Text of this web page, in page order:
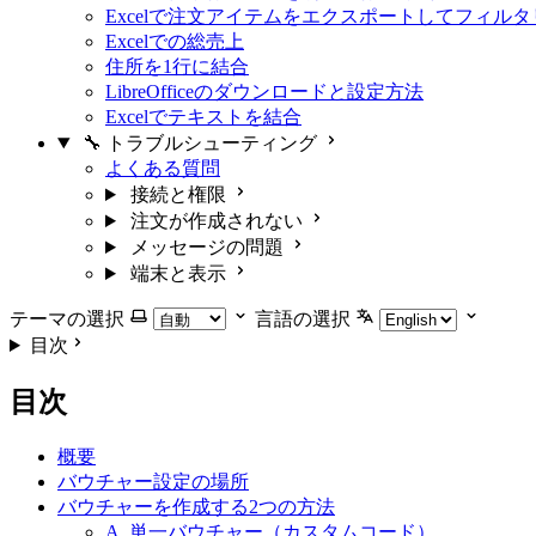
Excelで注文アイテムをエクスポートしてフィルタ
Excelでの総売上
住所を1行に結合
LibreOfficeのダウンロードと設定方法
Excelでテキストを結合
🔧 トラブルシューティング
よくある質問
接続と権限
注文が作成されない
メッセージの問題
端末と表示
テーマの選択
言語の選択
目次
目次
概要
バウチャー設定の場所
バウチャーを作成する2つの方法
A. 単一バウチャー（カスタムコード）